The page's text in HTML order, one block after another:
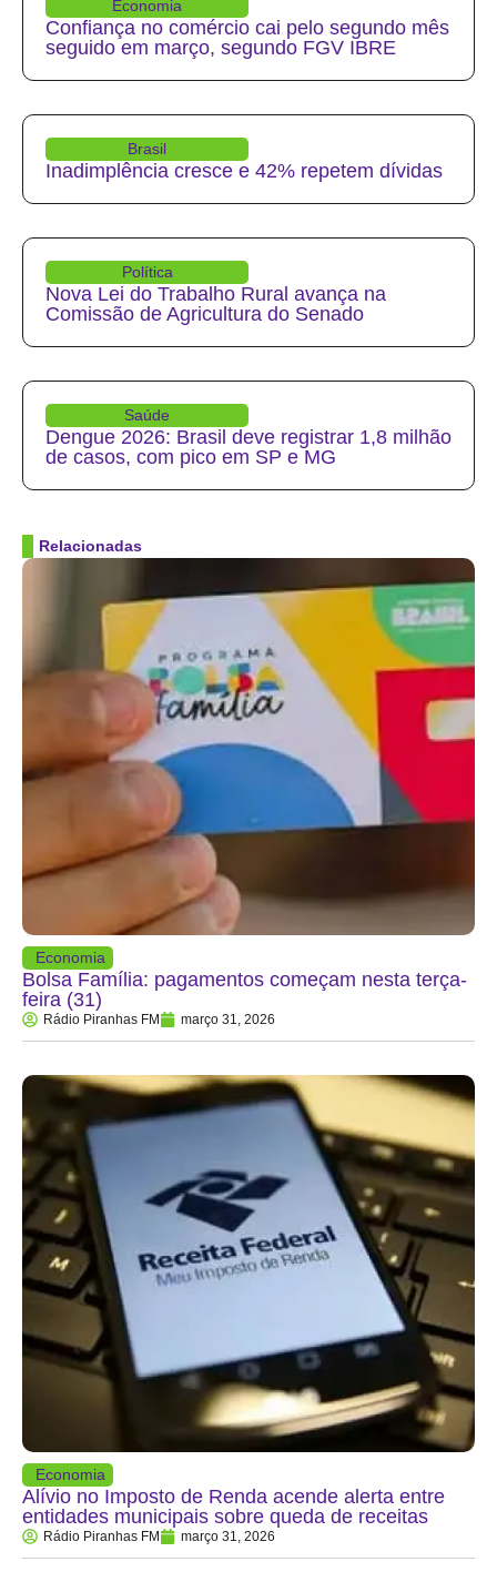
Economia
Confiança no comércio cai pelo segundo mês
seguido em março, segundo FGV IBRE
Brasil
Inadimplência cresce e 42% repetem dívidas
Política
Nova Lei do Trabalho Rural avança na
Comissão de Agricultura do Senado
Saúde
Dengue 2026: Brasil deve registrar 1,8 milhão
de casos, com pico em SP e MG
Relacionadas
Economia
Bolsa Família: pagamentos começam nesta terça-
feira (31)
Rádio Piranhas FM março 31, 2026
Economia
Alívio no Imposto de Renda acende alerta entre
entidades municipais sobre queda de receitas
Rádio Piranhas FM março 31, 2026